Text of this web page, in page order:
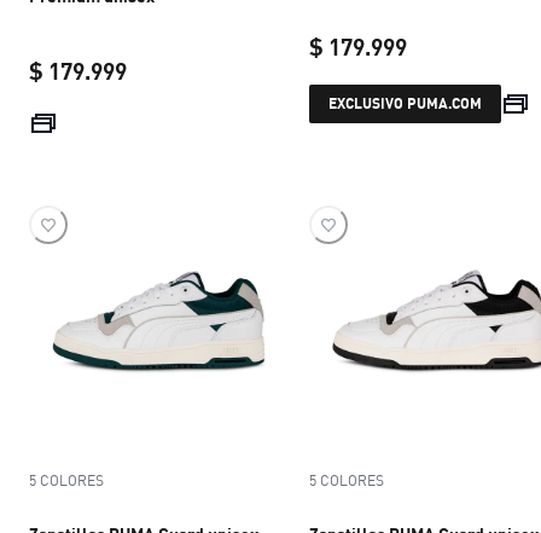
$ 179.999
current price $ 179.999
$ 179.999
current price
EXCLUSIVO PUMA.COM
5 COLORES 5 COLORES